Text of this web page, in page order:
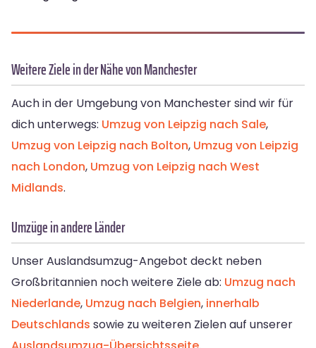
Weitere Ziele in der Nähe von Manchester
Auch in der Umgebung von Manchester sind wir für
dich unterwegs: Umzug von Leipzig nach Sale,
Umzug von Leipzig nach Bolton, Umzug von Leipzig
nach London, Umzug von Leipzig nach West
Midlands.
Umzüge in andere Länder
Unser Auslandsumzug-Angebot deckt neben
Großbritannien noch weitere Ziele ab: Umzug nach
Niederlande, Umzug nach Belgien, innerhalb
Deutschlands sowie zu weiteren Zielen auf unserer